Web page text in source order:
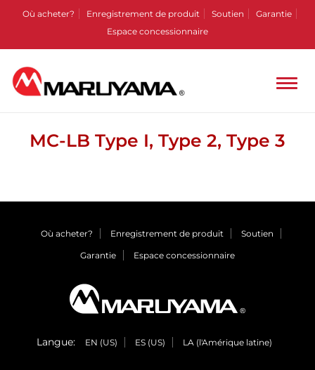
Où acheter? Enregistrement de produit Soutien
Garantie
Espace concessionnaire
MC-LB Type I, Type 2, Type 3
Où acheter? Enregistrement de produit Soutien
Garantie Espace concessionnaire
Langue: EN (US) ES (US) LA (l'Amérique latine)